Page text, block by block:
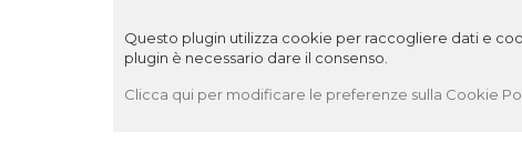
Questo plugin utilizza cookie per raccogliere dati e
plugin è necessario dare il consenso.
Clicca qui per modificare le preferenze sulla Cookie